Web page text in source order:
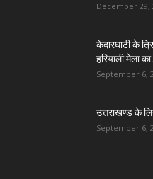
December 29,
केदारघाटी के
हरियाली मेला
September 6,
उत्तराखण्ड के
September 6,